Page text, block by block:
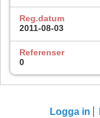
Reg.datum
2011-08-03
Referenser
0
Logga in